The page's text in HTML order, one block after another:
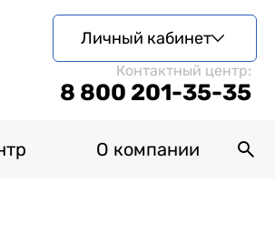
Контактный центр:
8 800 201-35-35
Личный кабинет
О компании